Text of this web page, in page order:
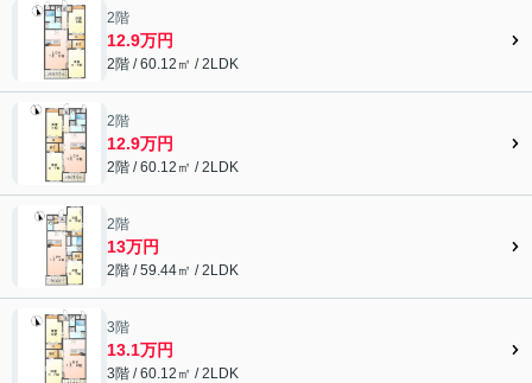
2階
12.9万円
2階 / 60.12㎡ / 2LDK
2階
12.9万円
2階 / 60.12㎡ / 2LDK
2階
13万円
2階 / 59.44㎡ / 2LDK
3階
13.1万円
3階 / 60.12㎡ / 2LDK